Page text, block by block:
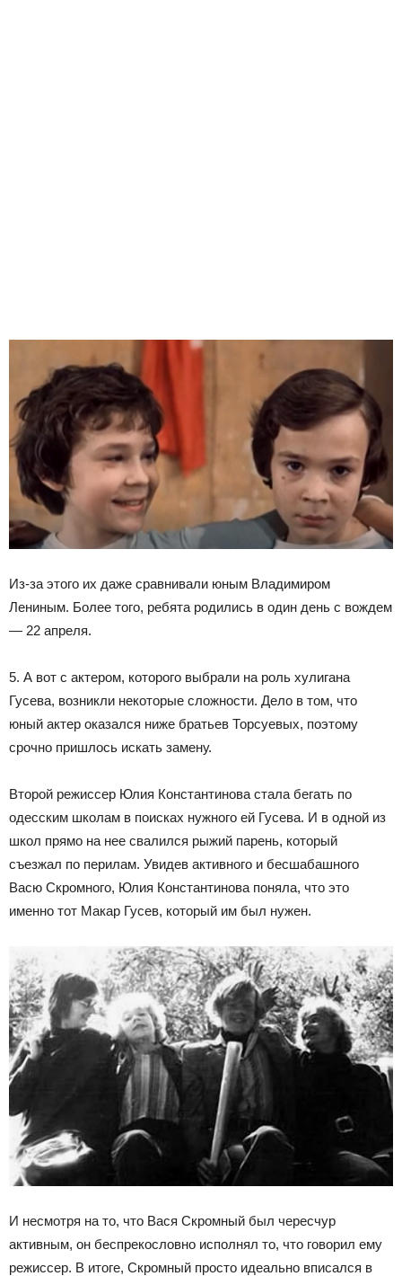
Из-за этого их даже сравнивали юным Владимиром
Лениным. Более того, ребята родились в один день с вождем
— 22 апреля.
5. А вот с актером, которого выбрали на роль хулигана
Гусева, возникли некоторые сложности. Дело в том, что
юный актер оказался ниже братьев Торсуевых, поэтому
срочно пришлось искать замену.
Второй режиссер Юлия Константинова стала бегать по
одесским школам в поисках нужного ей Гусева. И в одной из
школ прямо на нее свалился рыжий парень, который
съезжал по перилам. Увидев активного и бесшабашного
Васю Скромного, Юлия Константинова поняла, что это
именно тот Макар Гусев, который им был нужен.
И несмотря на то, что Вася Скромный был чересчур
активным, он беспрекословно исполнял то, что говорил ему
режиссер. В итоге, Скромный просто идеально вписался в